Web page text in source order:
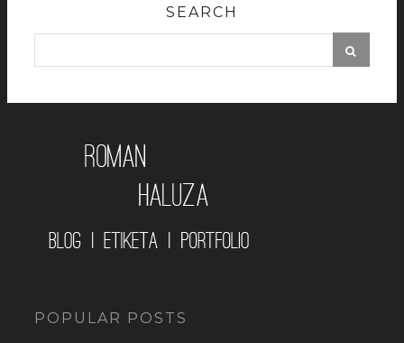
SEARCH
POPULAR POSTS